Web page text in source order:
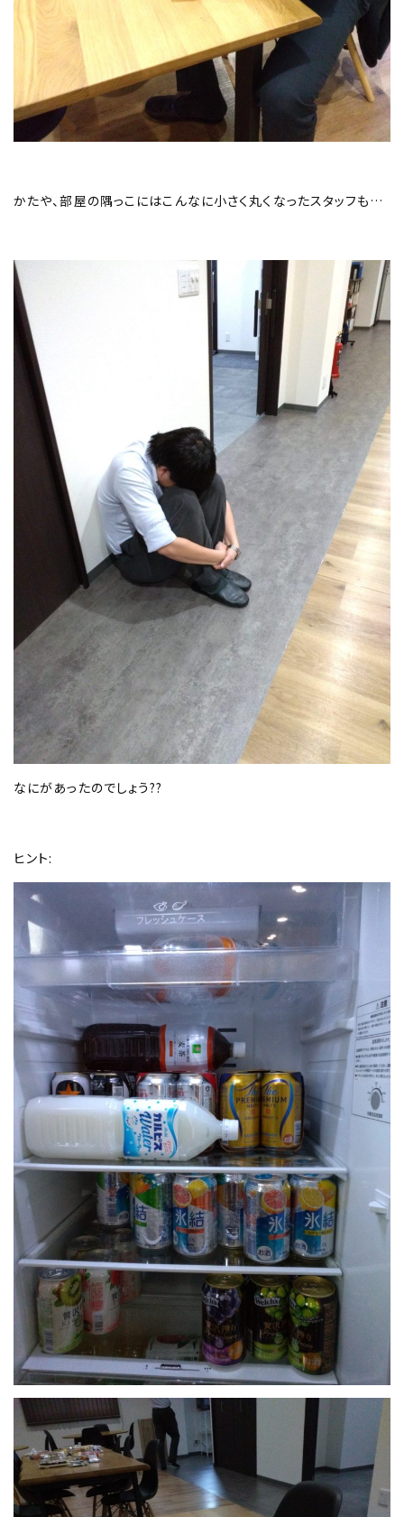
かたや、部屋の隅っこにはこんなに小さく丸くなったスタッフも…
なにがあったのでしょう??
ヒント: